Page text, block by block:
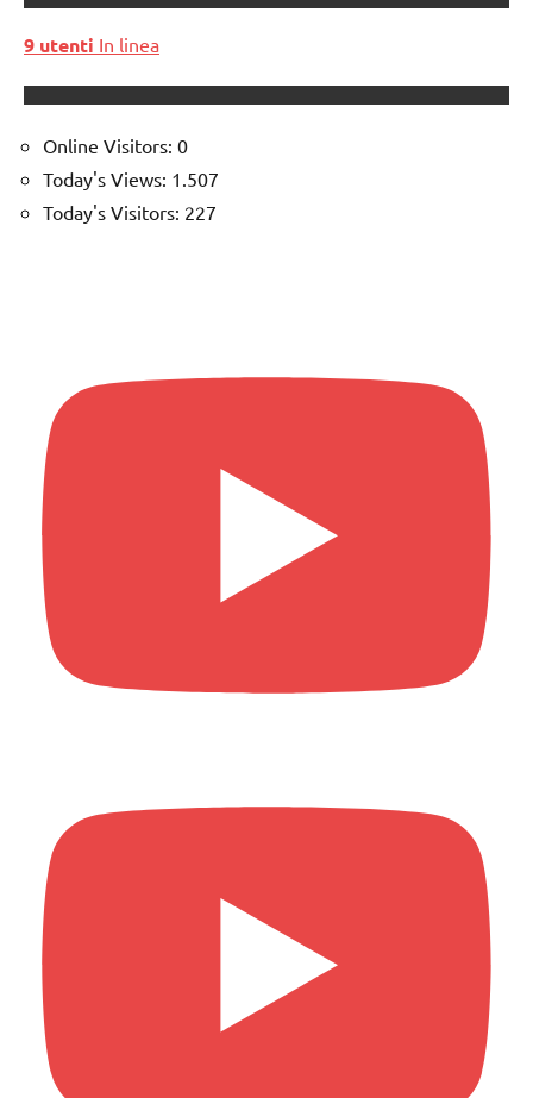
9 utenti In linea
Online Visitors: 0
Today's Views: 1.507
Today's Visitors: 227